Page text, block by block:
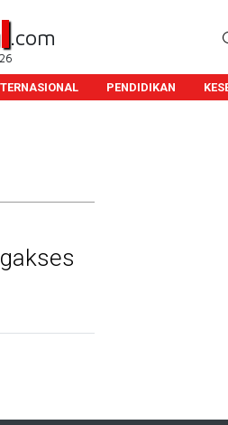
.com
PENDIDIKAN